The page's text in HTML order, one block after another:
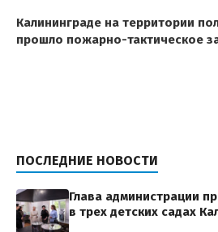
Калининграде на территории
прошло пожарно-тактическое
ПОСЛЕДНИЕ НОВОСТИ
Глава администрации
в трех детских садах